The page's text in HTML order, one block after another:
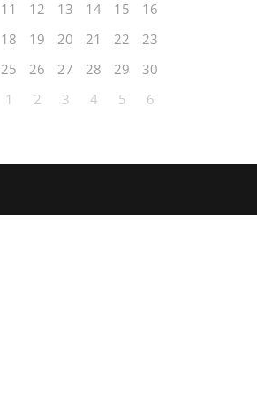
11 12 13 14 15
16
18 19 20 21 22
23
25 26 27 28 29
30
1 2 3 4 5 6